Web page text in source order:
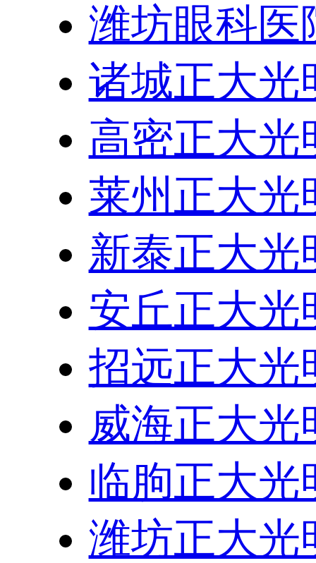
潍坊眼科医
诸城正大光
高密正大光
莱州正大光
新泰正大光
安丘正大光
招远正大光
威海正大光
临朐正大光
潍坊正大光